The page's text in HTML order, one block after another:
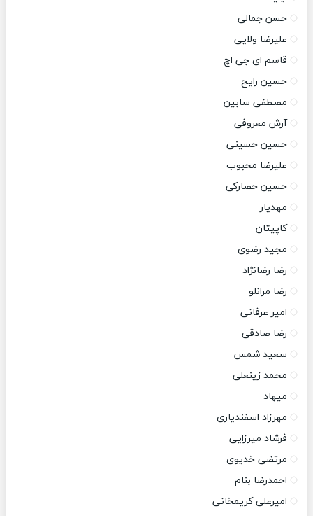
حسن جمالی
علیرضا ولایی
قاسم ای جی اچ
حسین رایج
مصطفی سابین
آرش معروفی
حسین حسینی
علیرضا محبوب
حسین حصارکی
مهدیار
کاپیتان
مجید رضوی
رضا رضانژاد
رضا مرانلو
امیر عرفانی
رضا صادقی
سعید شمس
محمد زینعلی
میهاد
مهرزاد اسفندیاری
فرشاد میرزایی
مرتضی خدیوی
احمدرضا بنام
امیرعلی کریمخانی